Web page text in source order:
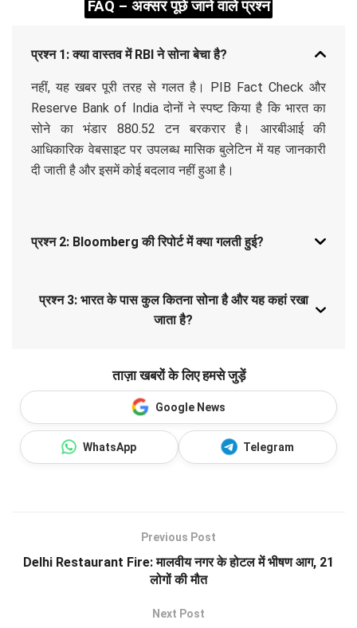
FAQ – अक्सर पूछे जाने वाले प्रश्न
प्रश्न 1: क्या वास्तव में RBI ने सोना बेचा है?
नहीं, यह खबर पूरी तरह से गलत है। PIB Fact Check और
Reserve Bank of India दोनों ने स्पष्ट किया है कि भारत का
सोने का भंडार 880.52 टन बरकरार है। आरबीआई की
आधिकारिक वेबसाइट पर उपलब्ध मासिक बुलेटिन में यह जानकारी
दी जाती है और इसमें कोई बदलाव नहीं हुआ है।
प्रश्न 2: Bloomberg की रिपोर्ट में क्या गलती हुई?
प्रश्न 3: भारत के पास कुल कितना सोना है और यह कहां रखा
जाता है?
ताज़ा खबरों के लिए हमसे जुड़ें
Google News
WhatsApp Telegram
Previous Post
Delhi Restaurant Fire: मालवीय नगर के होटल में भीषण आग, 21
लोगों की मौत
Next Post